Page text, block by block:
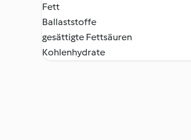
Fett
Ballaststoffe
gesättigte Fettsäuren
Kohlenhydrate